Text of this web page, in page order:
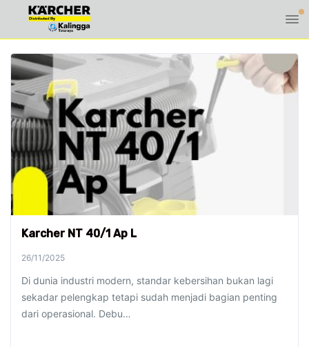
Karcher NT 40/1 Ap L
26/11/2025
Di dunia industri modern, standar kebersihan bukan lagi
sekadar pelengkap tetapi sudah menjadi bagian penting
dari operasional. Debu…